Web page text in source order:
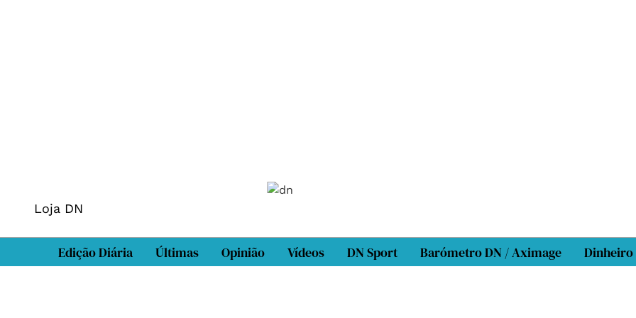
Loja DN
Edição Diária Últimas Opinião Vídeos DN Sport Barómetro DN / Aximage Dinheiro